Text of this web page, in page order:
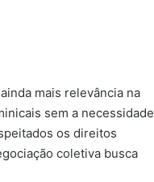
mais relevância na
sem a necessidade
os direitos
coletiva busca